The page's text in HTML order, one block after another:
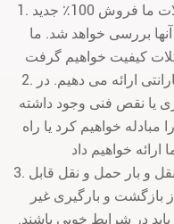
1. همه محصولات ما فروش 100٪ جدید original package.in در
بررسی خواهد شد. ما
2. ما پس از دریافت بسته ها، 12 ماه گارانتی ارائه می دهیم. در
یا نقص فنی وجود داشته
مبادله خواهیم کرد یا راه
3. حمل و نقل و بار حمل و نقل قابل refundable نیست و مشتری
بازگشت و بارگیری غیر
در شرایط خوبی باشند.